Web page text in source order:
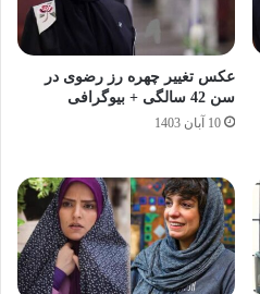
عکس تغییر چهره رز رضوی در
سن 42 سالگی + بیوگرافی
10 آبان 1403